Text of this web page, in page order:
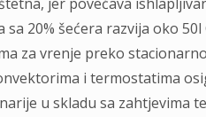
20% šećera razvija oko
za vrenje preko
i termostatima
u skladu sa zahtjevima